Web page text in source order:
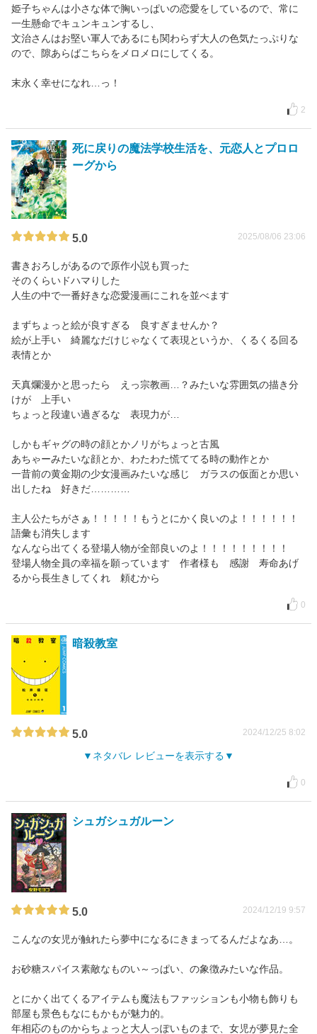
姫子ちゃんは小さな体で胸いっぱいの恋愛をしているので、常に
一生懸命でキュンキュンするし、
文治さんはお堅い軍人であるにも関わらず大人の色気たっぷりな
ので、隙あらばこちらをメロメロにしてくる。
末永く幸せになれ…っ！
2
死に戻りの魔法学校生活を、元恋人とプロロ
ーグから
5.0 2025/08/06 23:06
書きおろしがあるので原作小説も買った
そのくらいドハマりした
人生の中で一番好きな恋愛漫画にこれを並べます
まずちょっと絵が良すぎる 良すぎませんか？
絵が上手い 綺麗なだけじゃなくて表現というか、くるくる回る
表情とか
天真爛漫かと思ったら えっ宗教画…？みたいな雰囲気の描き分
けが 上手い
ちょっと段違い過ぎるな 表現力が…
しかもギャグの時の顔とかノリがちょっと古風
あちゃーみたいな顔とか、わたわた慌ててる時の動作とか
一昔前の黄金期の少女漫画みたいな感じ ガラスの仮面とか思い
出したね 好きだ…………
主人公たちがさぁ！！！！！もうとにかく良いのよ！！！！！！
語彙も消失します
なんなら出てくる登場人物が全部良いのよ！！！！！！！！！
登場人物全員の幸福を願っています 作者様も 感謝 寿命あげ
るから長生きしてくれ 頼むから
0
暗殺教室
5.0 2024/12/25 8:02
ネタバレ レビューを表示する
0
シュガシュガルーン
5.0 2024/12/19 9:57
こんなの女児が触れたら夢中になるにきまってるんだよなあ…。
お砂糖スパイス素敵なものい～っぱい、の象徴みたいな作品。
とにかく出てくるアイテムも魔法もファッションも小物も飾りも
部屋も景色もなにもかもが魅力的。
年相応のものからちょっと大人っぽいものまで、女児が夢見た全